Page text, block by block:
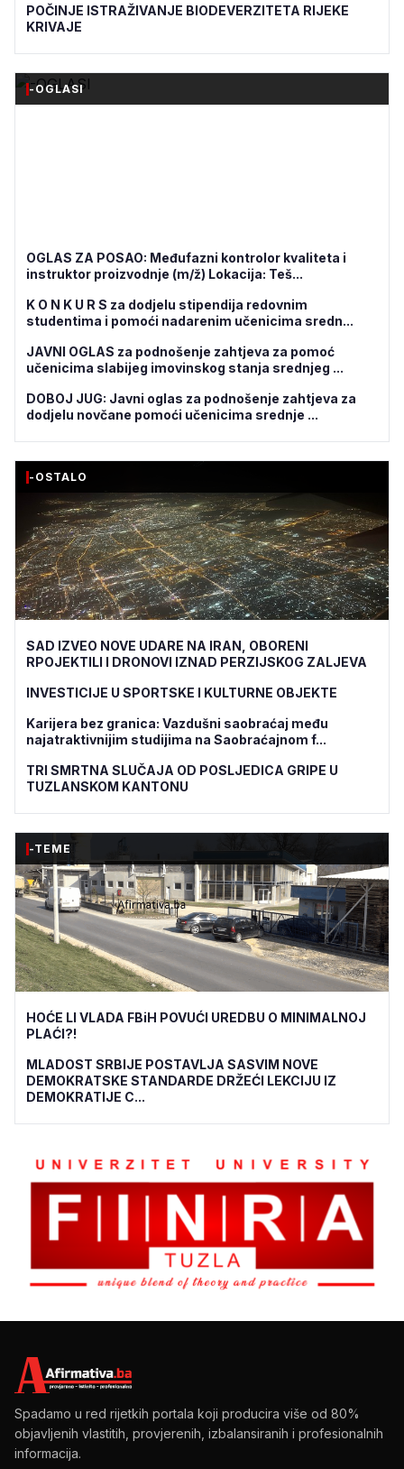
POČINJE ISTRAŽIVANJE BIODEVERZITETA RIJEKE
KRIVAJE
-OGLASI
OGLAS ZA POSAO: Međufazni kontrolor kvaliteta i
instruktor proizvodnje (m/ž) Lokacija: Teš...
K O N K U R S za dodjelu stipendija redovnim
studentima i pomoći nadarenim učenicima sredn...
JAVNI OGLAS za podnošenje zahtjeva za pomoć
učenicima slabijeg imovinskog stanja srednjeg ...
DOBOJ JUG: Javni oglas za podnošenje zahtjeva za
dodjelu novčane pomoći učenicima srednje ...
-OSTALO
SAD IZVEO NOVE UDARE NA IRAN, OBORENI
RPOJEKTILI I DRONOVI IZNAD PERZIJSKOG ZALJEVA
INVESTICIJE U SPORTSKE I KULTURNE OBJEKTE
Karijera bez granica: Vazdušni saobraćaj među
najatraktivnijim studijima na Saobraćajnom f...
TRI SMRTNA SLUČAJA OD POSLJEDICA GRIPE U
TUZLANSKOM KANTONU
-TEME
HOĆE LI VLADA FBiH POVUĆI UREDBU O MINIMALNOJ
PLAĆI?!
MLADOST SRBIJE POSTAVLJA SASVIM NOVE
DEMOKRATSKE STANDARDE DRŽEĆI LEKCIJU IZ
DEMOKRATIJE C...
Spadamo u red rijetkih portala koji producira više od 80%
objavljenih vlastitih, provjerenih, izbalansiranih i profesionalnih
informacija.